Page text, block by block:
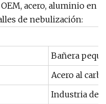
acero, aluminio en
de nebulización:
Bañera
Acero al
Industria de